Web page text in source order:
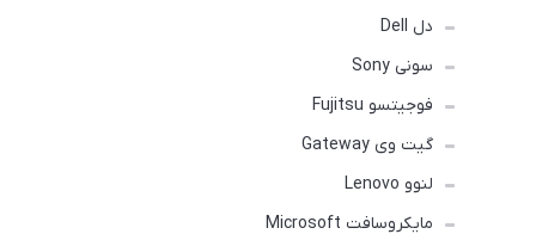
دل Dell
سونی Sony
فوجیتسو Fujitsu
گیت وی Gateway
لنوو Lenovo
مایکروسافت Microsoft